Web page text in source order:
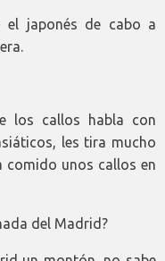
el japonés de cabo a
los callos habla con
les tira mucho
comido unos callos en
del Madrid?